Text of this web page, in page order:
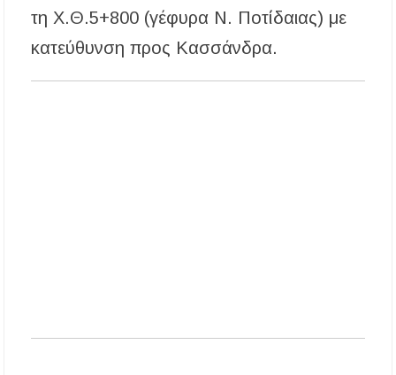
τη Χ.Θ.5+800 (γέφυρα Ν. Ποτίδαιας) με
κατεύθυνση προς Κασσάνδρα.